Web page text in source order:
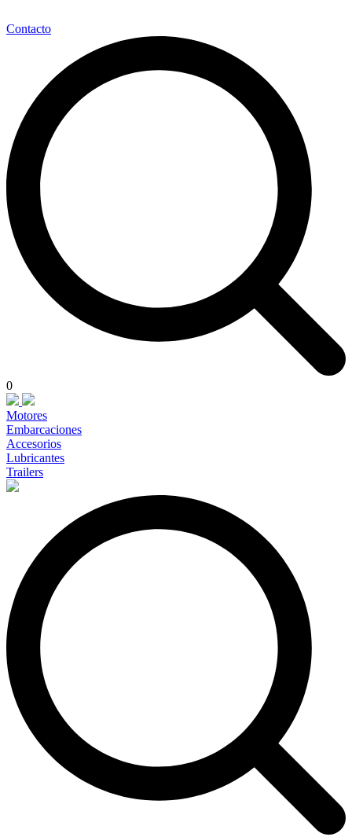
Contacto
0
Motores
Embarcaciones
Accesorios
Lubricantes
Trailers